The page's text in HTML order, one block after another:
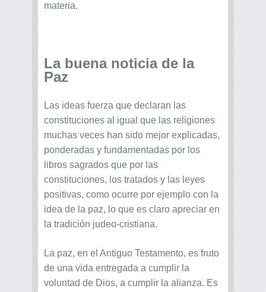
materia.
La buena noticia de la
Paz
Las ideas fuerza que declaran las
constituciones al igual que las religiones
muchas veces han sido mejor explicadas,
ponderadas y fundamentadas por los
libros sagrados que por las
constituciones, los tratados y las leyes
positivas, como ocurre por ejemplo con la
idea de la paz, lo que es claro apreciar en
la tradición judeo-cristiana.
La paz, en el Antiguo Testamento, es fruto
de una vida entregada a cumplir la
voluntad de Dios, a cumplir la alianza. Es